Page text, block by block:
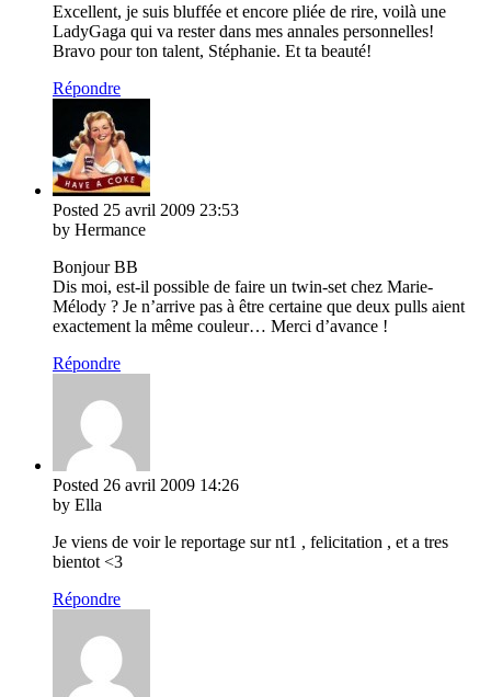
Excellent, je suis bluffée et encore pliée de rire, voilà une
LadyGaga qui va rester dans mes annales personnelles!
Bravo pour ton talent, Stéphanie. Et ta beauté!
Répondre
Posted 25 avril 2009 23:53
by Hermance
Bonjour BB
Dis moi, est-il possible de faire un twin-set chez Marie-
Mélody ? Je n’arrive pas à être certaine que deux pulls aient
exactement la même couleur… Merci d’avance !
Répondre
Posted 26 avril 2009 14:26
by Ella
Je viens de voir le reportage sur nt1 , felicitation , et a tres
bientot <3
Répondre